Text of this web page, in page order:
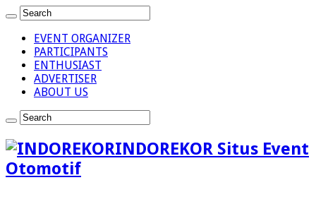
EVENT ORGANIZER
PARTICIPANTS
ENTHUSIAST
ADVERTISER
ABOUT US
INDOREKOR Situs Event
Otomotif